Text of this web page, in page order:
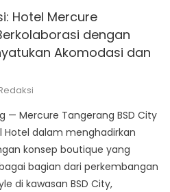
Hotel Mercure
dengan
Akomodasi dan
— Mercure Tangerang BSD City
Hotel dalam menghadirkan
konsep boutique yang
bagian dari perkembangan
di kawasan BSD City,